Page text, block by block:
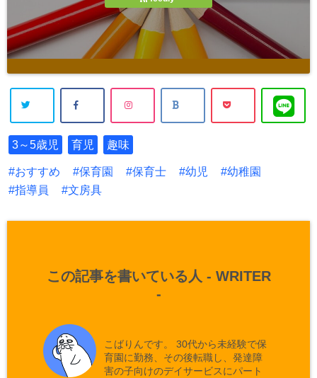
3～5歳児 育児 趣味
おすすめ 保育園 保育士 幼児
幼稚園
指導員
文房具
この記事を書いている人 - WRITER
-
こばりんです。 30代から未経験で保
育園に勤務、その後転職し、発達障
害の子向けのデイサービスにパート